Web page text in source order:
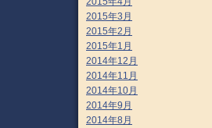
2015年3月
2015年2月
2015年1月
2014年12月
2014年11月
2014年10月
2014年9月
2014年8月